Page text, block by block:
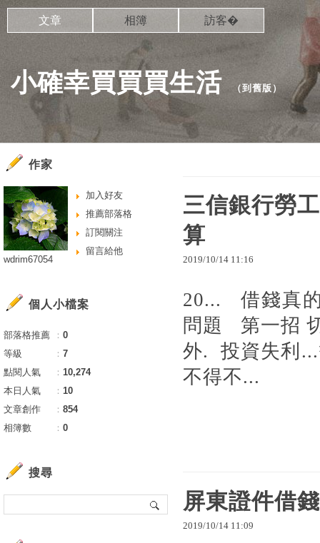
小確幸買買買生活 （到舊版 ）
文章 相簿 訪客�
三信銀行勞
算
2019/10/14 11:16
20... 借錢真
問題 第一招
外. 投資失利
不得不...
屏東證件借
2019/10/14 11:09
作家
加入好友
推薦部落格
訂閱關注
留言給他
wdrim67054
個人小檔案
部落格推薦 ： 0
等級
： 7
點閱人氣
： 10,274
本日人氣
： 10
文章創作
： 854
相簿數
： 0
搜尋